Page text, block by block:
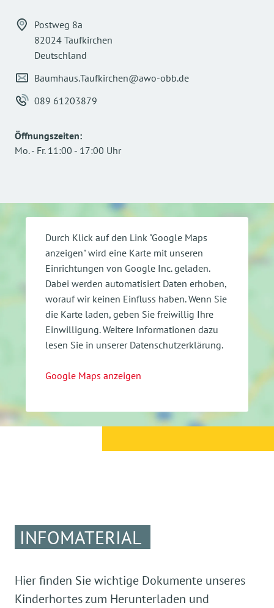
Do. 06.04.2023
Do. 18.05.2023
Fr. 09.06.2023
Do. 02.11.2023
Fr. 03.11.2023
Postweg 8a
82024 Taufkirchen
Deutschland
Baumhaus.Taufkirchen@awo-obb.de
089 61203879
Öffnungszeiten:
Mo.- Fr. 11:00 - 17:00 Uhr
Durch Klick auf den Link "Google Maps
anzeigen" wird eine Karte mit unseren
Einrichtungen von Google Inc. geladen.
Dabei werden automatisiert Daten erhoben,
worauf wir keinen Einfluss haben. Wenn Sie
die Karte laden, geben Sie freiwillig Ihre
Einwilligung. Weitere Informationen dazu
lesen Sie in unserer Datenschutzerklärung.
Google Maps anzeigen
INFOMATERIAL
Hier finden Sie wichtige Dokumente unseres
Kinderhortes zum Herunterladen und